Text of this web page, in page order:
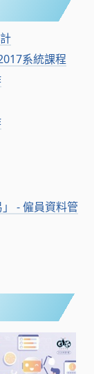
系統課程
- 僱員資料管